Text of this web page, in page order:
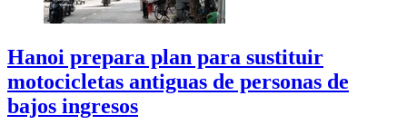
Hanoi prepara plan para sustituir
motocicletas antiguas de personas de
bajos ingresos